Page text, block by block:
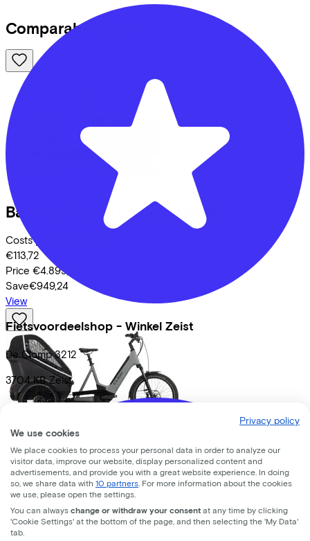
Fietsvoordeelshop - Winkel Zeist
De Clomp 3212
3704 KB Zeist
Comparable bikes
Batavus Fier-3 Enviolo (2026)
Costs per month from
€113,72
Price €4.899,00
Save€949,24
View
Cube TRIKE HYBRID FAMILY 750
SWAMPGREY/BLACK (2025)
Costs per month from
€115,72
Price €4.999,00
Privacy policy
We use cookies
We place cookies to process your personal data in order to analyze our
visitor data, improve our website, display personalized content and
advertisements, and provide you with a great website experience. In doing
so, we share data with 10 partners . For more information about the cookies
we use, please open the settings.
You can always change or withdraw your consent at any time by clicking
'Cookie Settings' at the bottom of the page, and then selecting the 'My Data'
tab.